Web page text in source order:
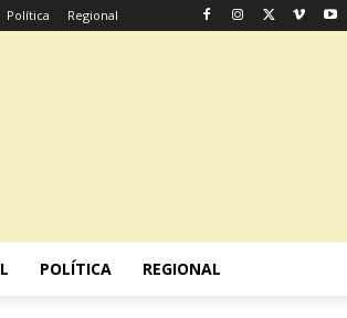
Política Regional
POLÍTICA REGIONAL